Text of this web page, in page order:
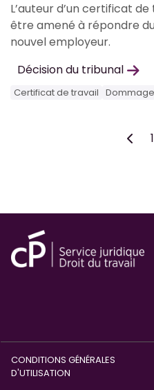
L’auteur d’un certificat
être amené à répondre
nouvel employeur.
Décision du tribunal
Certificat de travail
1
CONDITIONS GÉNÉRALES
D'UTILISATION